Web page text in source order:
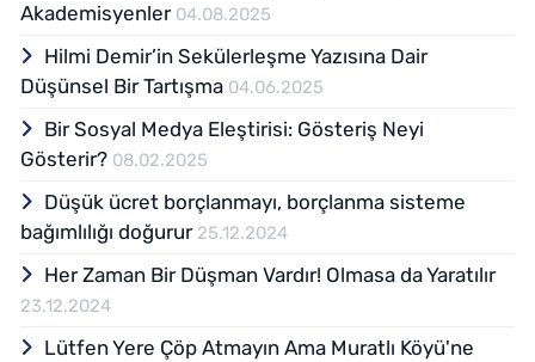
Akademisyenler 04.08.2025
Hilmi Demir’in Sekülerleşme Yazısına Dair
Düşünsel Bir Tartışma 04.06.2025
Bir Sosyal Medya Eleştirisi: Gösteriş Neyi
Gösterir? 08.02.2025
Düşük ücret borçlanmayı, borçlanma sisteme
bağımlılığı doğurur 25.12.2024
Her Zaman Bir Düşman Vardır! Olmasa da Yaratılır
23.12.2024
Lütfen Yere Çöp Atmayın Ama Muratlı Köyü'ne